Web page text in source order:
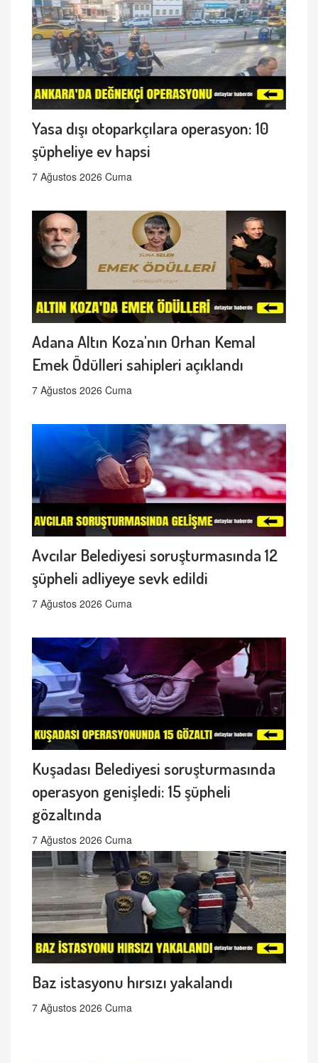
Yasa dışı otoparkçılara operasyon: 10
şüpheliye ev hapsi
7 Ağustos 2026 Cuma
Adana Altın Koza'nın Orhan Kemal
Emek Ödülleri sahipleri açıklandı
7 Ağustos 2026 Cuma
Avcılar Belediyesi soruşturmasında 12
şüpheli adliyeye sevk edildi
7 Ağustos 2026 Cuma
Kuşadası Belediyesi soruşturmasında
operasyon genişledi: 15 şüpheli
gözaltında
7 Ağustos 2026 Cuma
Baz istasyonu hırsızı yakalandı
7 Ağustos 2026 Cuma